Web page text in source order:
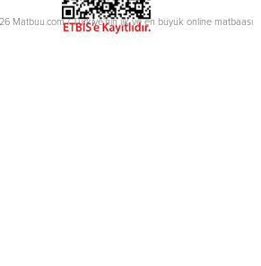
Matbuu.com / Türkiye'nin ilk ve en büyük online matbaası